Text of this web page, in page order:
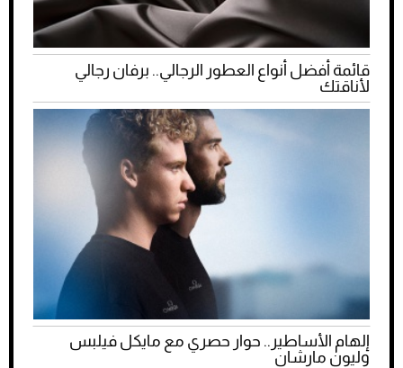
قائمة أفضل أنواع العطور الرجالي.. برفان رجالي
لأناقتك
إلهام الأساطير.. حوار حصري مع مايكل فيلبس
وليون مارشان